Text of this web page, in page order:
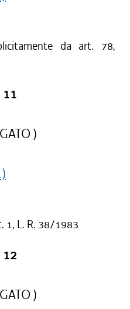
da art. 78,
11
)
1, L. R. 38/1983
12
)